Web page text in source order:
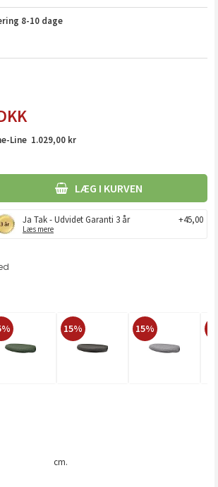
8-10 dage
Line 1.029,00 kr
LÆG I KURVEN
Ja Tak - Udvidet Garanti 3 år
Læs mere
+45,00
15% 15%
cm.